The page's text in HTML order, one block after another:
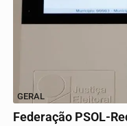
GERAL
Federação PSOL-